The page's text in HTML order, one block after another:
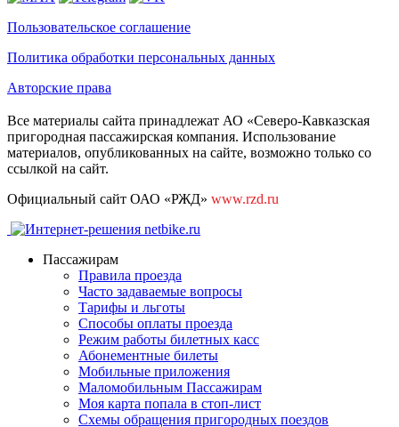
Пользовательское соглашение
Политика обработки персональных данных
Авторские права
Все материалы сайта принадлежат АО «Северо-Кавказская
пригородная пассажирская компания. Использование
материалов, опубликованных на сайте, возможно только со
ссылкой на сайт.
Официальный сайт ОАО «РЖД» www.rzd.ru
Пассажирам
Правила проезда
Часто задаваемые вопросы
Тарифы и льготы
Способы оплаты проезда
Режим работы билетных касс
Абонементные билеты
Мобильные приложения
Маломобильным Пассажирам
Моя карта попала в стоп-лист
Cхемы обращения пригородных поездов